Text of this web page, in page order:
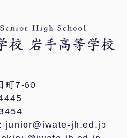
町7-60
junior@iwate-jh.ed.jp